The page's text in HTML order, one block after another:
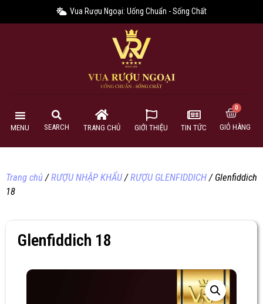
Vua Rượu Ngoại: Uống Chuẩn - Sống Chất
MENU SEARCH TRANG CHỦ GIỚI THIỆU TIN TỨC GIỎ HÀNG
Trang chủ/RƯỢU NHẬP KHẨU/RƯỢU GLENFIDDICH/ Glenfiddich
18
Glenfiddich 18